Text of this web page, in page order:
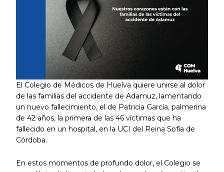
El Colegio de Médicos de Huelva quiere unirse al dolor
de las familias del accidente de Adamuz, lamentando
un nuevo fallecimiento, el de Patricia García, palmerina
de 42 años, la primera de las 46 víctimas que ha
fallecido en un hospital, en la UCI del Reina Sofía de
Córdoba.
En estos momentos de profundo dolor, el Colegio se